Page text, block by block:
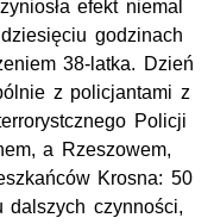
efekt niemal
godzinach
38-latka. Dzień
z policjantami z
Policji
a Rzeszowem,
Krosna: 50
dalszych czynności,